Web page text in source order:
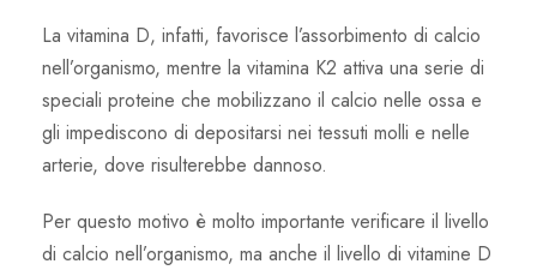
La vitamina D, infatti, favorisce l’assorbimento di calcio
nell’organismo, mentre la vitamina K2 attiva una serie di
speciali proteine che mobilizzano il calcio nelle ossa e
gli impediscono di depositarsi nei tessuti molli e nelle
arterie, dove risulterebbe dannoso.
Per questo motivo è molto importante verificare il livello
di calcio nell’organismo, ma anche il livello di vitamine D